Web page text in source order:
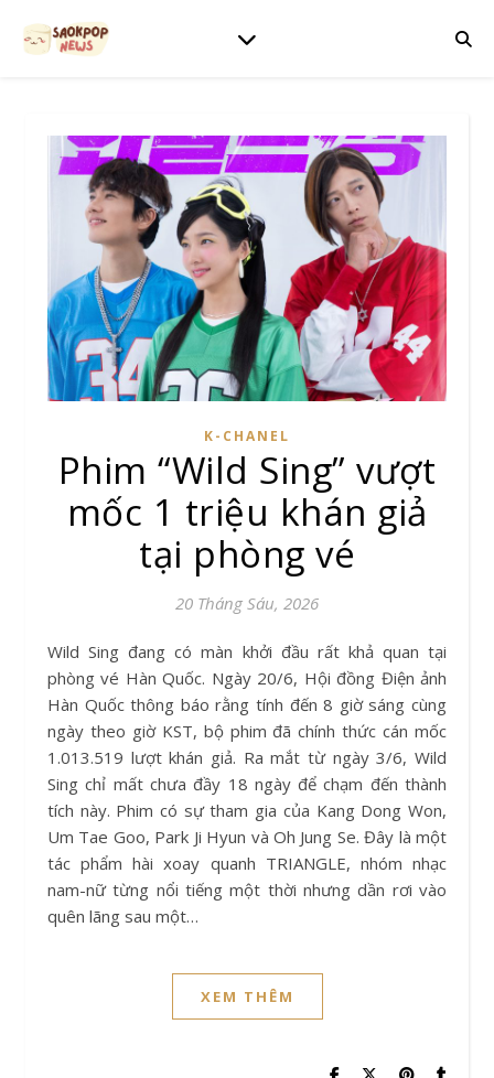
K-CHANEL
Phim “Wild Sing” vượt
mốc 1 triệu khán giả
tại phòng vé
20 Tháng Sáu, 2026
Wild Sing đang có màn khởi đầu rất khả quan tại
phòng vé Hàn Quốc. Ngày 20/6, Hội đồng Điện ảnh
Hàn Quốc thông báo rằng tính đến 8 giờ sáng cùng
ngày theo giờ KST, bộ phim đã chính thức cán mốc
1.013.519 lượt khán giả. Ra mắt từ ngày 3/6, Wild
Sing chỉ mất chưa đầy 18 ngày để chạm đến thành
tích này. Phim có sự tham gia của Kang Dong Won,
Um Tae Goo, Park Ji Hyun và Oh Jung Se. Đây là một
tác phẩm hài xoay quanh TRIANGLE, nhóm nhạc
nam-nữ từng nổi tiếng một thời nhưng dần rơi vào
quên lãng sau một…
XEM THÊM